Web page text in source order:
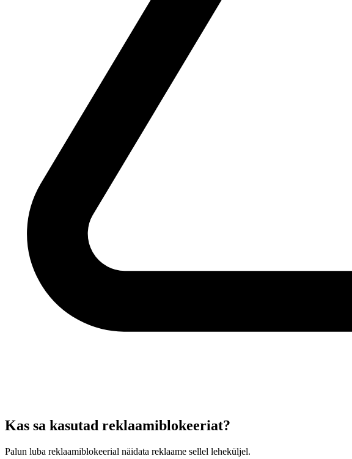
Kas sa kasutad reklaamiblokeeriat?
Palun luba reklaamiblokeerial näidata reklaame sellel leheküljel.